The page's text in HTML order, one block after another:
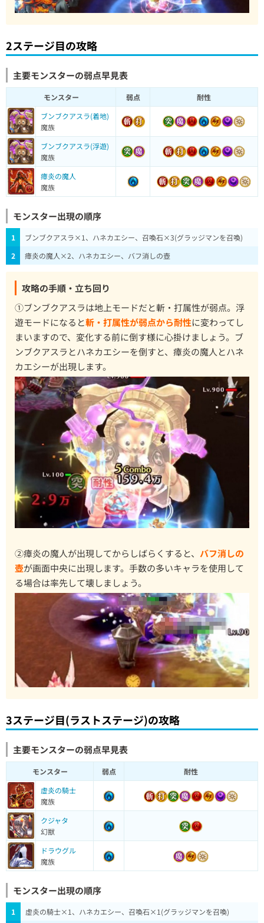
2ステージ目の攻略
主要モンスターの弱点早見表
モンスター 弱点
耐性
ブンブクアスラ(着地)
魔族
ブンブクアスラ(浮遊)
魔族
瘴炎の魔人
魔族
モンスター出現の順序
1
ブンブクアスラ×1、ハネカエシー、召喚石×3(グラッジマンを召喚)
2
瘴炎の魔人×2、ハネカエシー、バフ消しの壺
攻略の手順・立ち回り
①ブンブクアスラは地上モードだと斬・打属性が弱点。浮
遊モードになると斬・打属性が弱点から耐性に変わってし
まいますので、変化する前に倒す様に心掛けましょう。ブ
ンブクアスラとハネカエシーを倒すと、瘴炎の魔人とハネ
カエシーが出現します。
②瘴炎の魔人が出現してからしばらくすると、 バフ消しの
壺が画面中央に出現します。手数の多いキャラを使用して
る場合は率先して壊しましょう。
3ステージ目(ラストステージ)の攻略
主要モンスターの弱点早見表
モンスター 弱点
耐性
虚炎の騎士
魔族
クジャタ
幻獣
ドラウグル
魔族
モンスター出現の順序
1 虚炎の騎士×1、ハネカエシー、召喚石×1(グラッジマンを召喚)